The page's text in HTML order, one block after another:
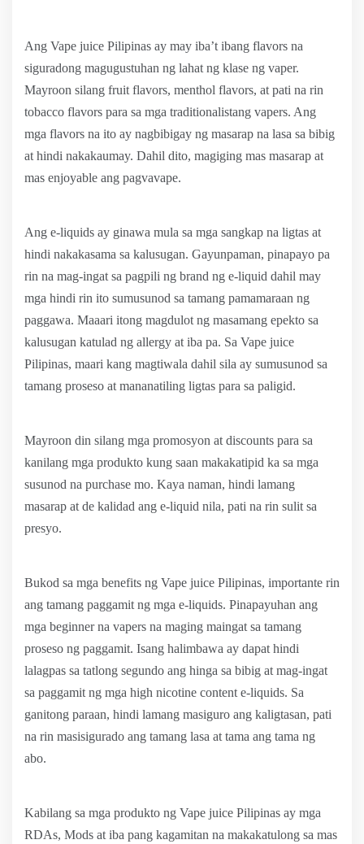
Ang Vape juice Pilipinas ay may iba’t ibang flavors na
siguradong magugustuhan ng lahat ng klase ng vaper.
Mayroon silang fruit flavors, menthol flavors, at pati na rin
tobacco flavors para sa mga traditionalistang vapers. Ang
mga flavors na ito ay nagbibigay ng masarap na lasa sa bibig
at hindi nakakaumay. Dahil dito, magiging mas masarap at
mas enjoyable ang pagvavape.
Ang e-liquids ay ginawa mula sa mga sangkap na ligtas at
hindi nakakasama sa kalusugan. Gayunpaman, pinapayo pa
rin na mag-ingat sa pagpili ng brand ng e-liquid dahil may
mga hindi rin ito sumusunod sa tamang pamamaraan ng
paggawa. Maaari itong magdulot ng masamang epekto sa
kalusugan katulad ng allergy at iba pa. Sa Vape juice
Pilipinas, maari kang magtiwala dahil sila ay sumusunod sa
tamang proseso at mananatiling ligtas para sa paligid.
Mayroon din silang mga promosyon at discounts para sa
kanilang mga produkto kung saan makakatipid ka sa mga
susunod na purchase mo. Kaya naman, hindi lamang
masarap at de kalidad ang e-liquid nila, pati na rin sulit sa
presyo.
Bukod sa mga benefits ng Vape juice Pilipinas, importante rin
ang tamang paggamit ng mga e-liquids. Pinapayuhan ang
mga beginner na vapers na maging maingat sa tamang
proseso ng paggamit. Isang halimbawa ay dapat hindi
lalagpas sa tatlong segundo ang hinga sa bibig at mag-ingat
sa paggamit ng mga high nicotine content e-liquids. Sa
ganitong paraan, hindi lamang masiguro ang kaligtasan, pati
na rin masisigurado ang tamang lasa at tama ang tama ng
abo.
Kabilang sa mga produkto ng Vape juice Pilipinas ay mga
RDAs, Mods at iba pang kagamitan na makakatulong sa mas